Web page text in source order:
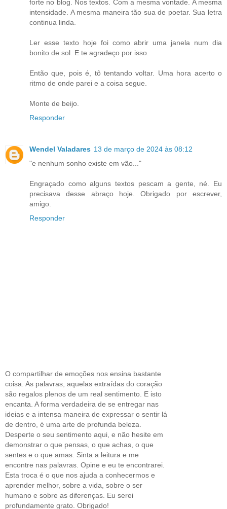
forte no blog. Nos textos. Com a mesma vontade. A mesma
intensidade. A mesma maneira tão sua de poetar. Sua letra
continua linda.
Ler esse texto hoje foi como abrir uma janela num dia
bonito de sol. E te agradeço por isso.
Então que, pois é, tô tentando voltar. Uma hora acerto o
ritmo de onde parei e a coisa segue.
Monte de beijo.
Responder
Wendel Valadares 13 de março de 2024 às 08:12
"e nenhum sonho existe em vão..."
Engraçado como alguns textos pescam a gente, né. Eu
precisava desse abraço hoje. Obrigado por escrever,
amigo.
Responder
O compartilhar de emoções nos ensina bastante
coisa. As palavras, aquelas extraídas do coração
são regalos plenos de um real sentimento. E isto
encanta. A forma verdadeira de se entregar nas
ideias e a intensa maneira de expressar o sentir lá
de dentro, é uma arte de profunda beleza.
Desperte o seu sentimento aqui, e não hesite em
demonstrar o que pensas, o que achas, o que
sentes e o que amas. Sinta a leitura e me
encontre nas palavras. Opine e eu te encontrarei.
Esta troca é o que nos ajuda a conhecermos e
aprender melhor, sobre a vida, sobre o ser
humano e sobre as diferenças. Eu serei
profundamente grato. Obrigado!